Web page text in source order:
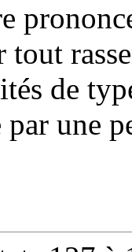
tout
de
une